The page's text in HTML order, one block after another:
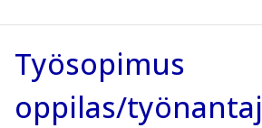
Työsopimus
oppilas/